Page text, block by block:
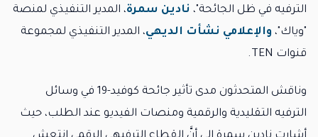
الترفيه في ظل الجائحة"، نادين سمرة، المدير التنفيذي لمنصة
"وياك"، والإعلامي نشأت الديهي، المدير التنفيذي لمجموعة
قنوات TEN.
وناقش المتحدثون مدى تأثير جائحة كوفيد-19 في وسائل
الترفيه التقليدية والرقمية ومنصات الفيديو عند الطلب، حيث